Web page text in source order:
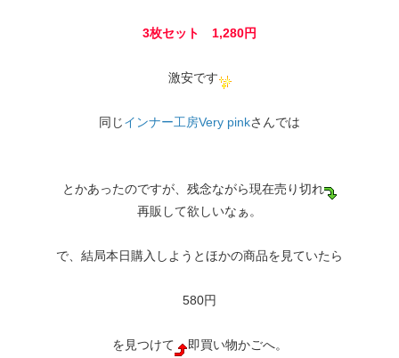
3枚セット 1,280円
激安です
同じインナー工房Very pinkさんでは
とかあったのですが、残念ながら現在売り切れ
再販して欲しいなぁ。
で、結局本日購入しようとほかの商品を見ていたら
580円
を見つけて
即買い物かごへ。